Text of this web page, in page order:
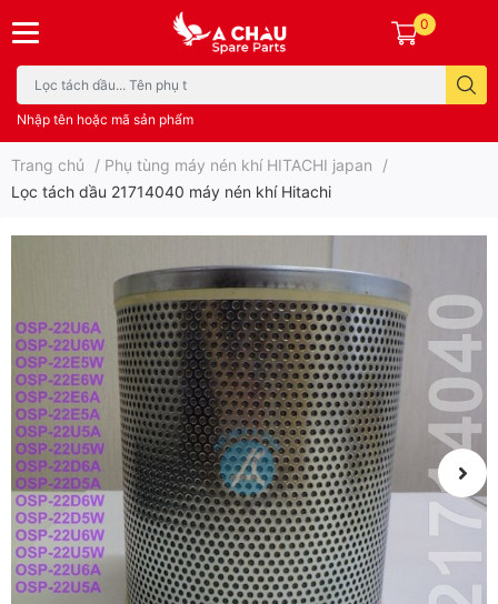
Nhập tên hoặc mã sản phẩm
0
Trang chủ / Phụ tùng máy nén khí HITACHI japan
/
Lọc tách dầu 21714040 máy nén khí Hitachi